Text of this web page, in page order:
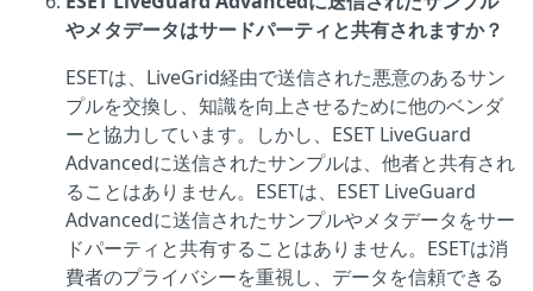
やメタデータはサードパーティと共有されますか？
ESETは、LiveGrid経由で送信された悪意のあるサン
プルを交換し、知識を向上させるために他のベンダ
ーと協力しています。しかし、ESET LiveGuard
Advancedに送信されたサンプルは、他者と共有され
ることはありません。ESETは、ESET LiveGuard
Advancedに送信されたサンプルやメタデータをサー
ドパーティと共有することはありません。ESETは消
費者のプライバシーを重視し、データを信頼できる